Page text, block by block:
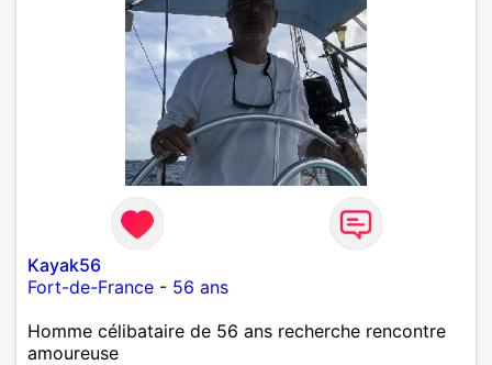
Kayak56
Fort-de-France - 56 ans
Homme célibataire de 56 ans recherche rencontre
amoureuse